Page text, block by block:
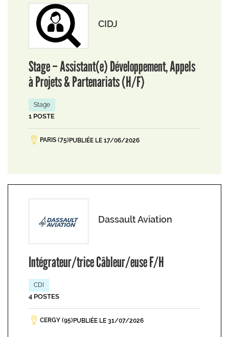
CIDJ
Stage – Assistant(e) Développement, Appels
à Projets & Partenariats (H/F)
Stage
1 POSTE
PARIS (75) PUBLIÉE LE 17/06/2026
Dassault Aviation
Intégrateur/trice Câbleur/euse F/H
CDI
4 POSTES
CERGY (95) PUBLIÉE LE 31/07/2026